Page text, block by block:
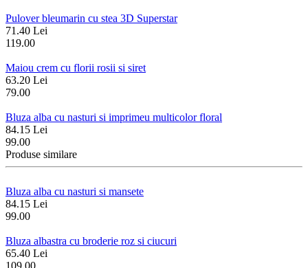
Pulover bleumarin cu stea 3D Superstar
71.40 Lei
119.00
Maiou crem cu florii rosii si siret
63.20 Lei
79.00
Bluza alba cu nasturi si imprimeu multicolor floral
84.15 Lei
99.00
Produse similare
Bluza alba cu nasturi si mansete
84.15 Lei
99.00
Bluza albastra cu broderie roz si ciucuri
65.40 Lei
109.00